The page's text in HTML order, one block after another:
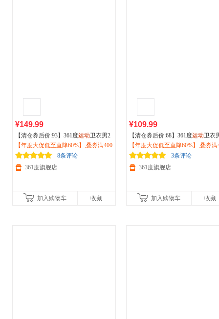
¥149.99
【清仓券后价:93】361度运动卫衣男2
026秋季新款男士宽松套头衫学生翻领
长袖休闲卫衣652539818
【年度大促低至直降60%】,叠券满400
减150/600减230,立即抢购！
8条评论
361度旗舰店
加入购物车 收藏
¥109.99
【清仓券后价:68】361度运动卫衣
026秋冬季抓毛套头衫休闲圆领上
2539102
【年度大促低至直降60%】,叠券满
减150/600减230,立即抢购！
3条评论
361度旗舰店
加入购物车 收藏